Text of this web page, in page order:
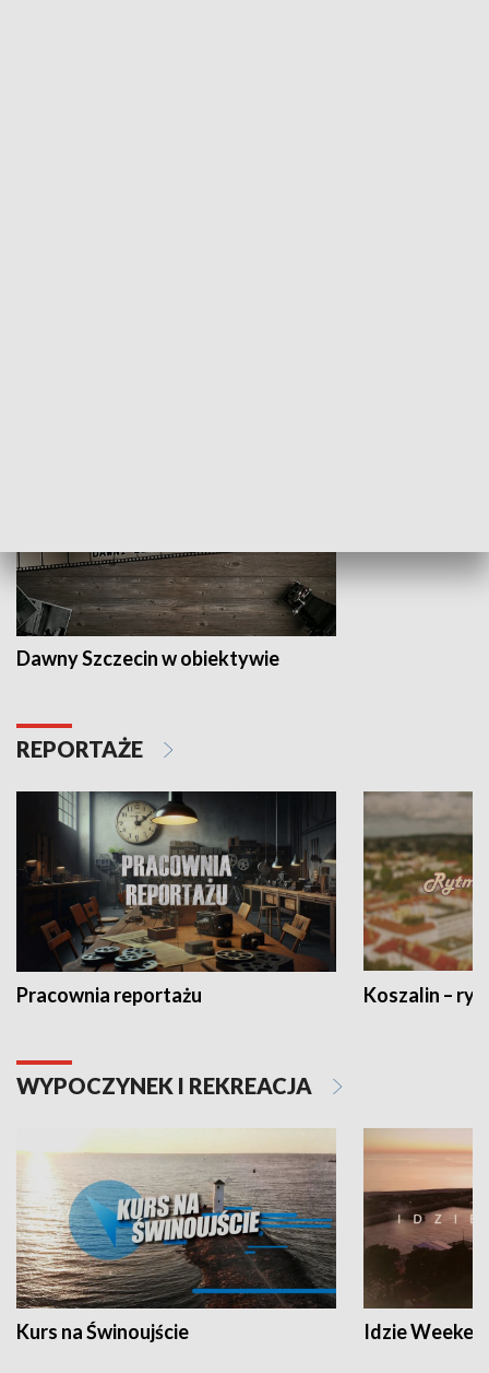
Dawny Szczecin w obiektywie
REPORTAŻE
Pracownia reportażu Koszalin –
WYPOCZYNEK I REKREACJA
Kurs na Świnoujście Idzie